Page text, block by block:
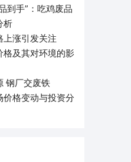
到手”：吃鸡废品
析
上涨引发关注
格及其对环境的影
钢厂交废铁
价格变动与投资分